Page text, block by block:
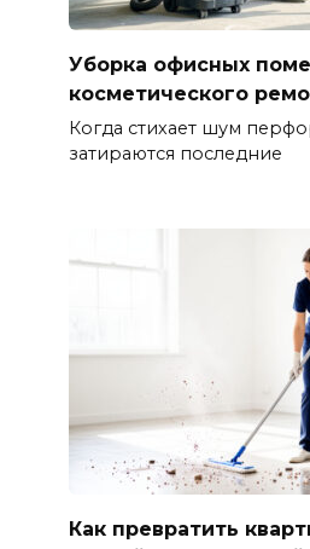
Уборка офисных
косметического
Когда стихает шум
затираются последние
Как превратить